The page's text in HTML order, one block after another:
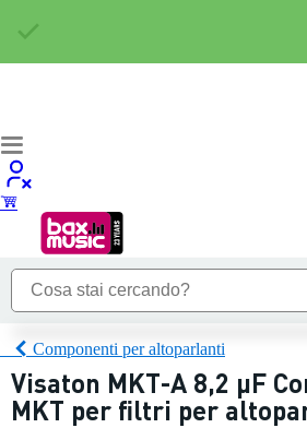
Componenti per altoparlanti
Visaton MKT-A 8,2 µF
MKT per filtri per